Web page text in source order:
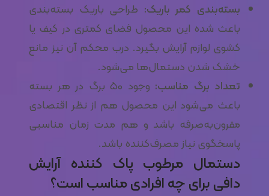
بسته‌بندی کمر باریک: طراحی باریک بسته‌بندی
باعث شده این محصول فضای کمتری در کیف یا
کشوی لوازم آرایش بگیرد. درب محکم آن نیز مانع
خشک شدن دستمال‌ها می‌شود.
تعداد برگ مناسب:
وجود ۵۰ برگ در هر بسته
باعث می‌شود این محصول هم از نظر اقتصادی
مقرون‌به‌صرفه باشد و هم مدت زمان مناسبی
پاسخگوی نیاز مصرف‌کننده باشد.
دستمال مرطوب پاک کننده آرایش
دافی برای چه افرادی مناسب است؟